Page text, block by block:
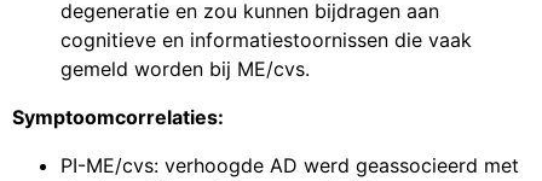
degeneratie en zou kunnen bijdragen aan
cognitieve en informatiestoornissen die vaak
gemeld worden bij ME/cvs.
Symptoomcorrelaties:
PI-ME/cvs: verhoogde AD werd geassocieerd met